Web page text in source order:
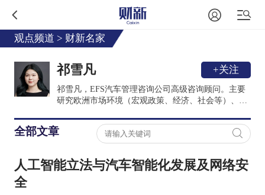
观点频道 > 财新名家
祁雪凡 +关注
祁雪凡，EFS汽车管理咨询公司高级咨询顾问。主要
研究欧洲市场环境（宏观政策、经济、社会等）、以
等），帮助车企制定海外市场进入策略以及战略落地
规划。定期组织欧洲市场客户调研及经销商访谈，并
形成相关行业洞见文章。
全部文章
人工智能立法与汽车智能化发展及网络安
全